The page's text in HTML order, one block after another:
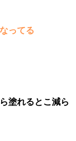
ってる
塗れるとこ減ら